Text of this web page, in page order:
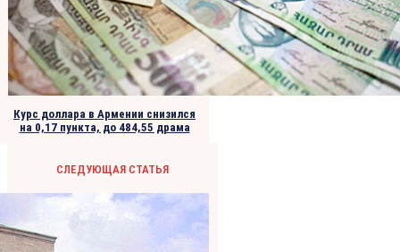
Курс доллара в Армении снизился
на 0,17 пункта, до 484,55 драма
СЛЕДУЮЩАЯ СТАТЬЯ